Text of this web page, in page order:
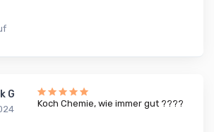
G
Koch Chemie, wie immer gut ????